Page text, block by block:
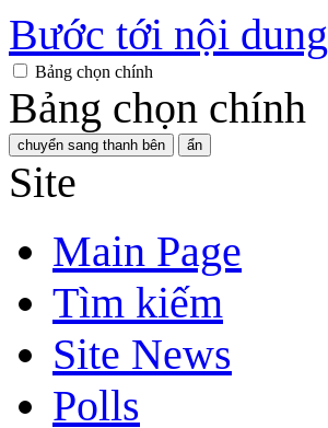
Bước tới nội dung
Bảng chọn chính
Bảng chọn chính
chuyển sang thanh bên ẩn
Site
Main Page
Tìm kiếm
Site News
Polls